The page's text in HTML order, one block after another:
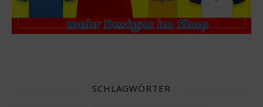
SCHLAGWÖRTER